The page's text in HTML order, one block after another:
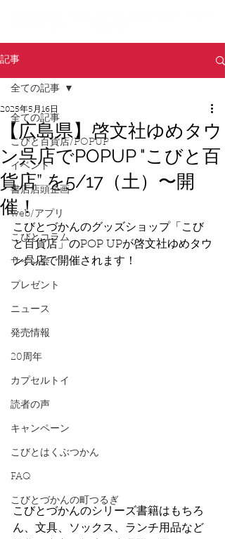
記事
全ての記事
こびと百貨店/POPUP
イベント
書店店頭企画
web/アプリ
こびとコラム
サイン会
プレゼント
ニュース
発売情報
20周年
カプセルトイ
読者の声
キャンペーン
こびとはくぶつかん
FAQ
こびとづかんの町つるぎ
全ての記事
【広島県】啓文社ゆめタウ
ン呉店でPOPUP "こびと百
貨店” を5/17（土）〜開
催！
2025年5月16日
こびとづかんのグッズショップ「こび
と百貨店」のPOP UPが啓文社ゆめタウ
ン呉店で開催されます！
こびとづかんのシリーズ書籍はもちろ
ん、文具、ソックス、ランチ用品など